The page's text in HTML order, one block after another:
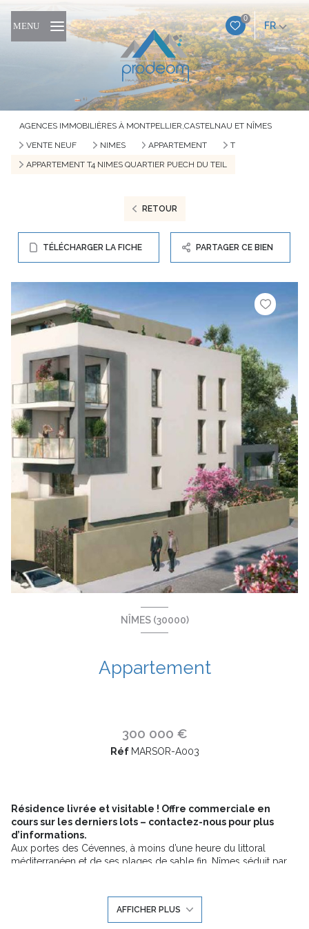
0
FR
MENU
AGENCES IMMOBILIÈRES À MONTPELLIER,CASTELNAU ET NÎMES
VENTE NEUF
NIMES APPARTEMENT
T
APPARTEMENT T4 NIMES QUARTIER PUECH DU TEIL
RETOUR
TÉLÉCHARGER LA FICHE PARTAGER CE BIEN
NÎMES (30000)
Appartement
300 000 €
Réf MARSOR-A003
Résidence livrée et visitable ! Offre commerciale en
cours sur les derniers lots – contactez-nous pour plus
d’informations.
Aux portes des Cévennes, à moins d’une heure du littoral
méditerranéen et de ses plages de sable fin, Nîmes séduit par
exceptionnel, avec des monuments emblématiques tels que la
Maison Carrée ou les célèbres Arènes. Sa Feria, véritable
AFFICHER PLUS